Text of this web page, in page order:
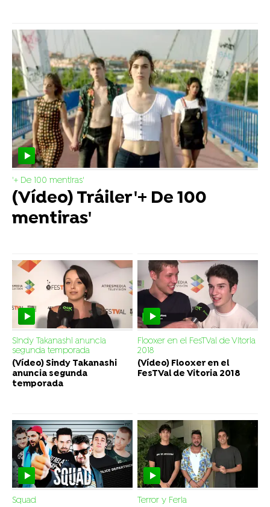
'+ De 100 mentiras'
(Vídeo) Tráiler '+ De 100
mentiras'
Sindy Takanashi anuncia
segunda temporada
(Vídeo) Sindy Takanashi
anuncia segunda
temporada
Flooxer en el FesTVal de Vitoria
2018
(Vídeo) Flooxer en el
FesTVal de Vitoria 2018
Squad
Terror y Feria